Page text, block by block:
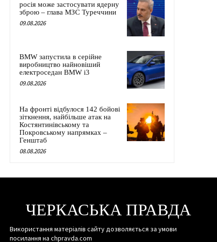
росія може застосувати ядерну
зброю – глава МЗС Туреччини
09.08.2026
BMW запустила в серійне
виробництво найновіший
електроседан BMW i3
09.08.2026
На фронті відбулося 142 бойові
зіткнення, найбільше атак на
Костянтинівському та
Покровському напрямках –
Генштаб
08.08.2026
ЧЕРКАСЬКА ПРАВДА
Використання матеріалів сайту дозволяється за умови
посилання на chpravda.com